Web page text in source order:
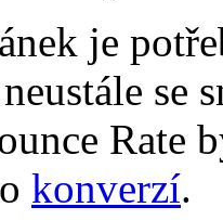
je
se
Rate
konverzí.